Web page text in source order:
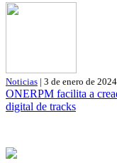
Noticias | 3 de enero de 2024
ONERPM facilita a
digital de tracks